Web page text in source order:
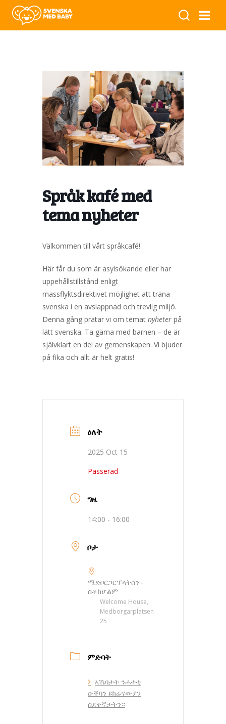
Språk kafé med
tema nyheter
Välkommen till vårt språkcafé!
Här får du som är asylsökande eller har
uppehållstillstånd enligt
massflyktsdirektivet möjlighet att träna
svenska i en avslappnad och trevlig miljö.
Denna gång pratar vi om temat nyheter på
lätt svenska. Ta gärna med barnen – de är
självklart en del av gemenskapen. Vi bjuder
på fika och allt är helt gratis!
ዕለት
2025 Oct 15
Passerad
ግዜ
14:00 - 16:00
ቦታ
ሜድቦርጋርፕላትሰን -
ስቶክሆልም
Welcome House,
Medborgarplatsen
25
ምድባት
ኣኼባታት ንሓተቲ
ዑቕባን ዩክሬናውያን
ስደተኛታትን።